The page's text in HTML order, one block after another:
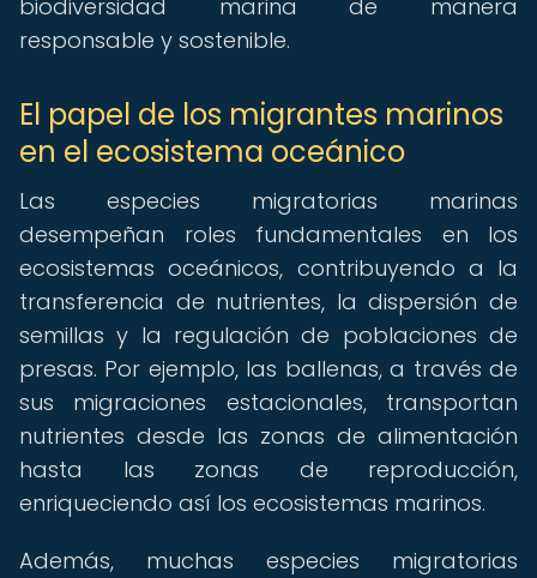
biodiversidad marina de manera
responsable y sostenible.
El papel de los migrantes marinos
en el ecosistema oceánico
Las especies migratorias marinas
desempeñan roles fundamentales en los
ecosistemas oceánicos, contribuyendo a la
transferencia de nutrientes, la dispersión de
semillas y la regulación de poblaciones de
presas. Por ejemplo, las ballenas, a través de
sus migraciones estacionales, transportan
nutrientes desde las zonas de alimentación
hasta las zonas de reproducción,
enriqueciendo así los ecosistemas marinos.
Además, muchas especies migratorias